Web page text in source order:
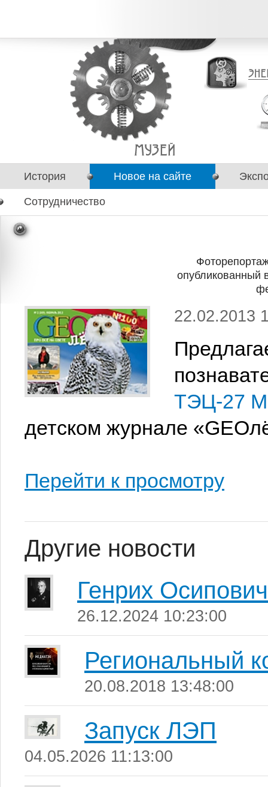
История Новое на сайте
Сотрудничество
опубликованный
22.02.2013
ТЭЦ-27
детском журнале
Перейти к просмотру
Другие новости
Генрих
26.12.2024 10:23:00
Региональный
20.08.2018 13:48:00
Запуск ЛЭП
04.05.2026 11:13:00